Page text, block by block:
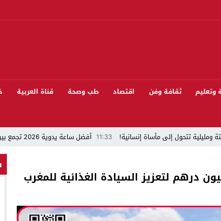
وتعليم ثقافة وفن اقتصاد طب وصحة قناة العربية
ومليلية تتحول إلى مأساة إنسانية! 11:33 أفضل ساعة يدوية 2026 تجمع بين الأناقة والدقة
بيئيا بغابة المقاومة بمدينة الخميسات
محمود عرشان رئيسا للكونفدرالية الإفريقية للكرة الحديدية؟